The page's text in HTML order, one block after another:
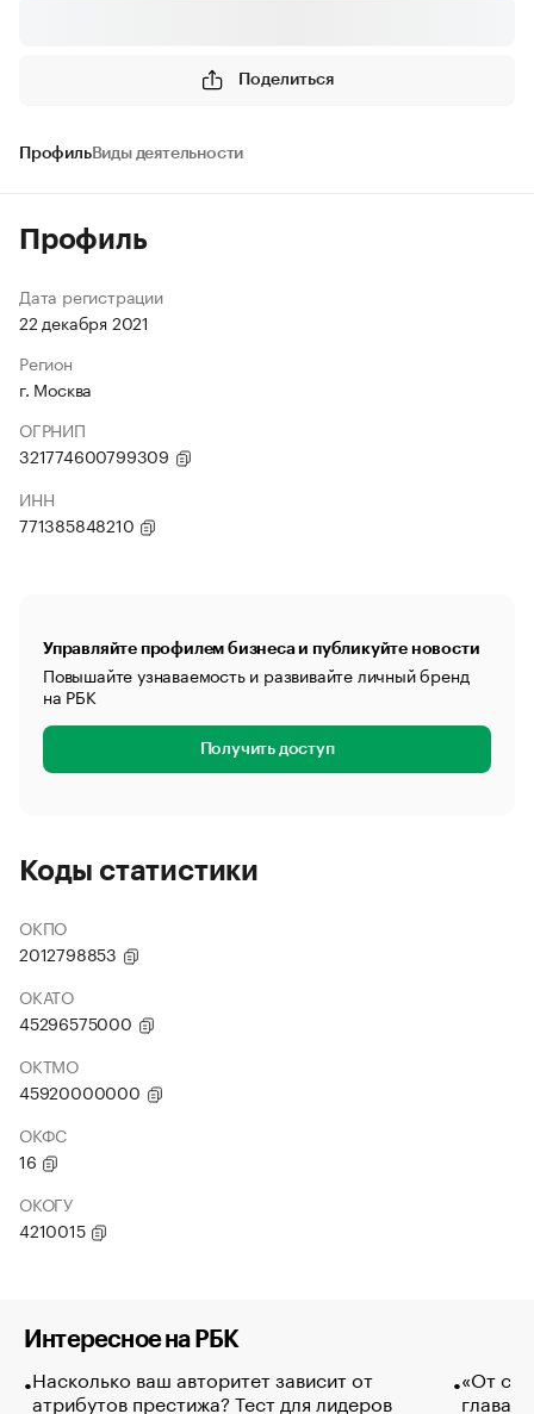
Поделиться
ПрофильВиды деятельности
Профиль
Дата регистрации
22 декабря 2021
Регион
г. Москва
ОГРНИП
321774600799309
ИНН
771385848210
Управляйте профилем бизнеса и публикуйте новости
Повышайте узнаваемость и развивайте личный бренд
на РБК
Получить доступ
Коды статистики
ОКПО
2012798853
ОКАТО
45296575000
ОКТМО
45920000000
ОКФС
16
ОКОГУ
4210015
Интересное на РБК
Насколько ваш авторитет зависит от
атрибутов престижа? Тест для лидеров
«От
глава